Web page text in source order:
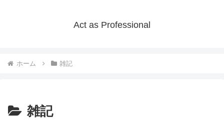
Act as Professional
ホーム 雑記
雑記